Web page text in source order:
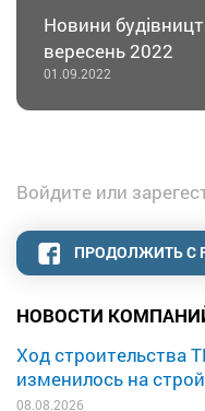
НОВОСТИ
Ход строительства
изменилось на
08.08.2026
Новини
вересень 2022
01.09.2022
Войдите или
ПРОДОЛЖИТЬ С